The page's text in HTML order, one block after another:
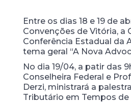
Entre os dias 18 e 19 de
Convenções de Vitória, a
Conferência Estadual da
tema geral “A Nova
No dia 19/04, a patir das
Conselheira Federal e
Derzi, ministrará a
Tributário em Tempos de